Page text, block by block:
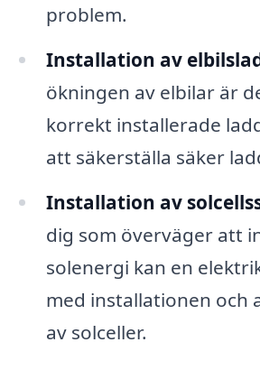
problem.
Installation av
ökningen av elbilar är
korrekt installerade
att säkerställa säker
Installation av
dig som överväger att
solenergi kan en
med installationen och
av solceller.